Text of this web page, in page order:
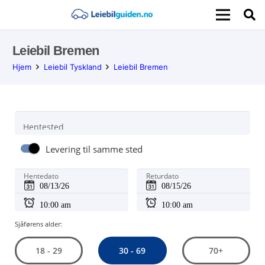
Leiebil Bremen
Hjem Leiebil Tyskland Leiebil Bremen
Hentested
Levering til samme sted
Hentedato Returdato
Sjåførens alder:
18 - 29 30 - 69 70+